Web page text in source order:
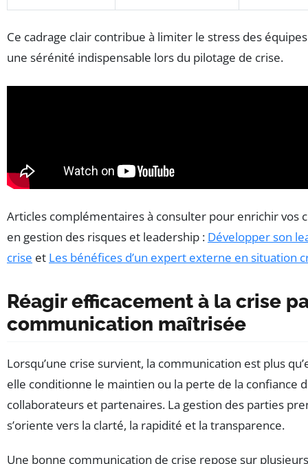
Ce cadrage clair contribue à limiter le stress des
une sérénité indispensable lors du pilotage de crise.
Articles complémentaires à consulter pour enrichir vos
en gestion des risques et leadership : Développer son
crise et Les bénéfices d’un expert externe en situation
Réagir efficacement à la crise
communication maîtrisée
Lorsqu’une crise survient, la communication est plus
elle conditionne le maintien ou la perte de la confiance
collaborateurs et partenaires. La gestion des parties
s’oriente vers la clarté, la rapidité et la transparence.
Une bonne communication de crise repose sur